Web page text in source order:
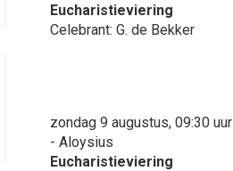
Eucharistieviering
Celebrant: G. de Bekker
zondag 9 augustus, 09:30 uur
- Aloysius
Eucharistieviering